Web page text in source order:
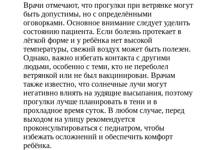
Врачи отмечают, что прогулки при ветрянке могут
быть допустимы, но с определёнными
оговорками. Основное внимание следует уделить
состоянию пациента. Если болезнь протекает в
лёгкой форме и у ребёнка нет высокой
температуры, свежий воздух может быть полезен.
Однако, важно избегать контакта с другими
людьми, особенно с теми, кто не переболел
ветрянкой или не был вакцинирован. Врачам
также известно, что солнечные лучи могут
негативно влиять на зудящие высыпания, поэтому
прогулки лучше планировать в тени и в
прохладное время суток. В любом случае, перед
выходом на улицу рекомендуется
проконсультироваться с педиатром, чтобы
избежать осложнений и обеспечить комфорт
ребёнка.